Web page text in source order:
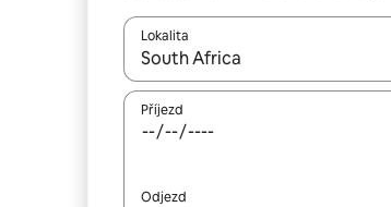
Lokalita
Až budou výsledky k dispozici,
Příjezd
Odjezd